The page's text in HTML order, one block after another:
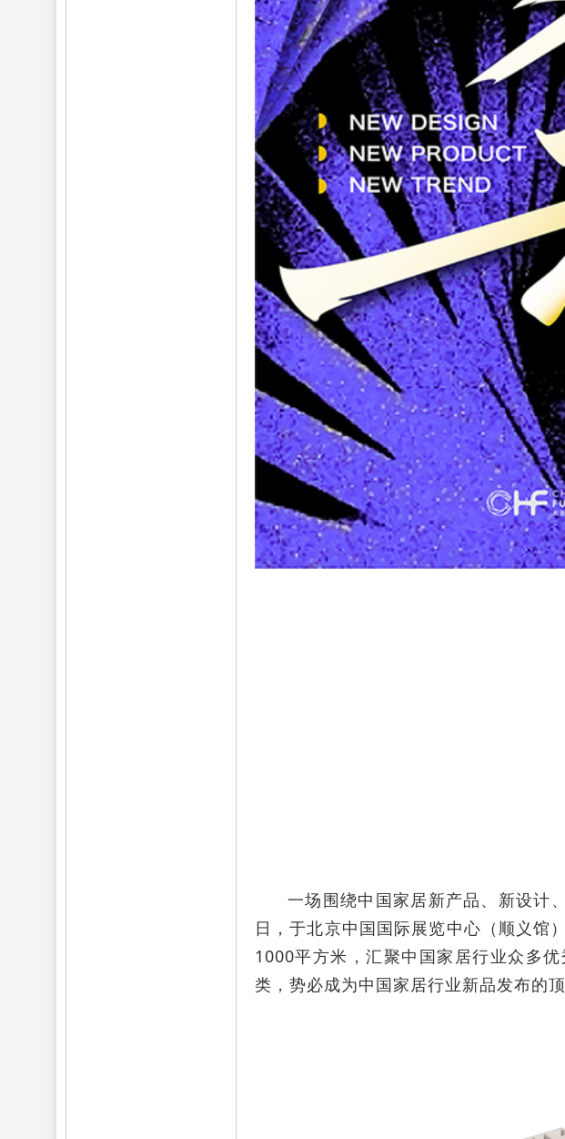
一场围绕中国家居新产品、新设计
日，于北京中国国际展览中心（顺义馆
1000平方米，汇聚中国家居行业众多
类，势必成为中国家居行业新品发布的顶